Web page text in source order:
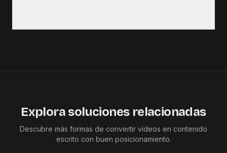
Explora soluciones relacionadas
Descubre más formas de convertir vídeos en contenido
escrito con buen posicionamiento.